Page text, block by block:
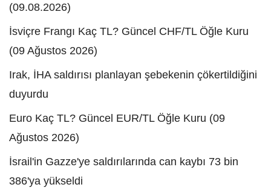
(09.08.2026)
İsviçre Frangı Kaç TL? Güncel CHF/TL Öğle Kuru
(09 Ağustos 2026)
Irak, İHA saldırısı planlayan şebekenin çökertildiğini
duyurdu
Euro Kaç TL? Güncel EUR/TL Öğle Kuru (09
Ağustos 2026)
İsrail'in Gazze'ye saldırılarında can kaybı 73 bin
386'ya yükseldi